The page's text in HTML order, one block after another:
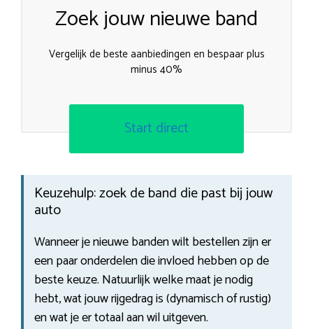
Zoek jouw nieuwe band
Vergelijk de beste aanbiedingen en bespaar plus
minus 40%
Start direct
Keuzehulp: zoek de band die past bij jouw
auto
Wanneer je nieuwe banden wilt bestellen zijn er
een paar onderdelen die invloed hebben op de
beste keuze. Natuurlijk welke maat je nodig
hebt, wat jouw rijgedrag is (dynamisch of rustig)
en wat je er totaal aan wil uitgeven.